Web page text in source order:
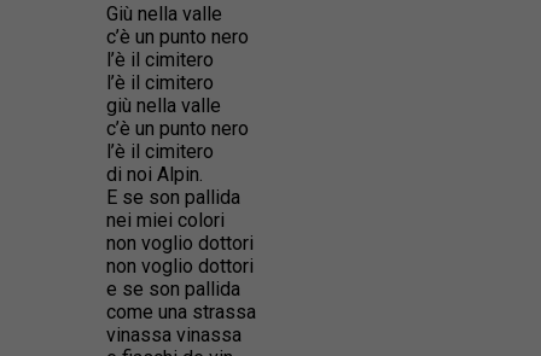
Giù nella valle
c’è un punto nero
l’è il cimitero
l’è il cimitero
giù nella valle
c’è un punto nero
l’è il cimitero
di noi Alpin.
E se son pallida
nei miei colori
non voglio dottori
non voglio dottori
e se son pallida
come una strassa
vinassa vinassa